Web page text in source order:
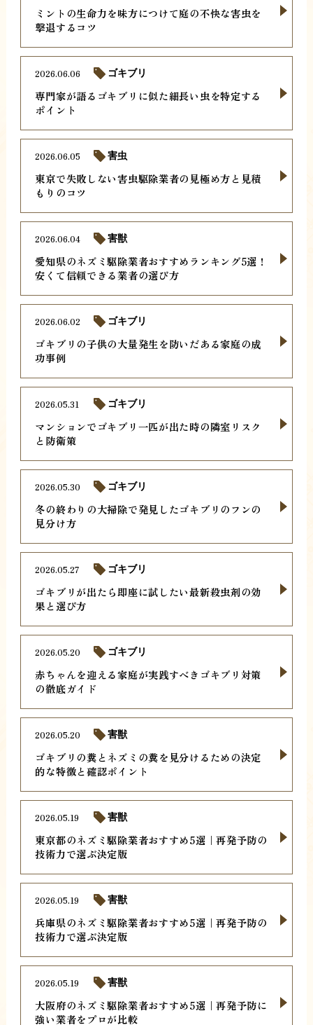
ミントの生命力を味方につけて庭の不快な害虫を
撃退するコツ
専門家が語るゴキブリに似た細長い虫を特定する
ポイント
2026.06.06 ゴキブリ
東京で失敗しない害虫駆除業者の見極め方と見積
もりのコツ
2026.06.05 害虫
愛知県のネズミ駆除業者おすすめランキング5選！
安くて信頼できる業者の選び方
2026.06.04 害獣
ゴキブリの子供の大量発生を防いだある家庭の成
功事例
2026.06.02 ゴキブリ
マンションでゴキブリ一匹が出た時の隣室リスク
と防衛策
2026.05.31 ゴキブリ
冬の終わりの大掃除で発見したゴキブリのフンの
見分け方
2026.05.30 ゴキブリ
ゴキブリが出たら即座に試したい最新殺虫剤の効
果と選び方
2026.05.27 ゴキブリ
赤ちゃんを迎える家庭が実践すべきゴキブリ対策
の徹底ガイド
2026.05.20 ゴキブリ
ゴキブリの糞とネズミの糞を見分けるための決定
的な特徴と確認ポイント
2026.05.20 害獣
東京都のネズミ駆除業者おすすめ5選｜再発予防の
技術力で選ぶ決定版
2026.05.19 害獣
兵庫県のネズミ駆除業者おすすめ5選｜再発予防の
技術力で選ぶ決定版
2026.05.19 害獣
大阪府のネズミ駆除業者おすすめ5選｜再発予防に
強い業者をプロが比較
2026.05.19 害獣